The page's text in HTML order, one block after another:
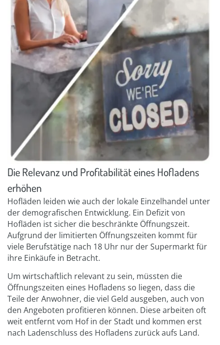
Die Relevanz und Profitabilität eines Hofladens
erhöhen
Hofläden leiden wie auch der lokale Einzelhandel unter
der demografischen Entwicklung. Ein Defizit von
Hofläden ist sicher die beschränkte Öffnungszeit.
Aufgrund der limitierten Öffnungszeiten kommt für
viele Berufstätige nach 18 Uhr nur der Supermarkt für
ihre Einkäufe in Betracht.
Um wirtschaftlich relevant zu sein, müssten die
Öffnungszeiten eines Hofladens so liegen, dass die
Teile der Anwohner, die viel Geld ausgeben, auch von
den Angeboten profitieren können. Diese arbeiten oft
weit entfernt vom Hof in der Stadt und kommen erst
nach Ladenschluss des Hofladens zurück aufs Land.